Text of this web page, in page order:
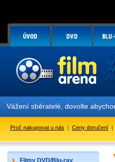
Vážení sběratelé, dovolte
Proč nakupovat u nás | Ceny doručení |
Filmy DVD/Blu-ray